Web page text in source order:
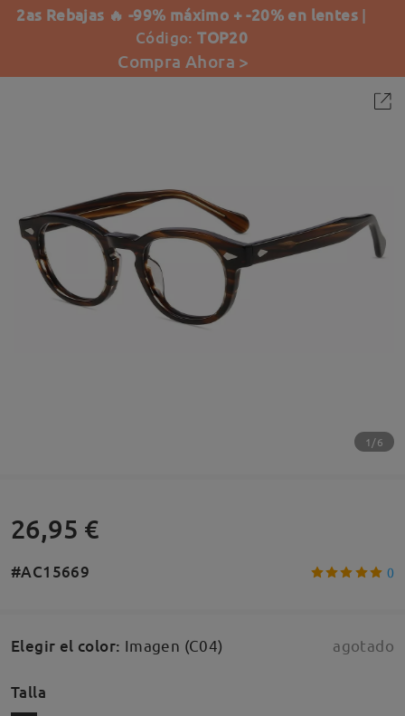
2as Rebajas 🔥 -99% máximo + -20% en lentes |
Código:TOP20
Compra Ahora >
1/6
26,95 €
#AC15669 0
Elegir el color: Imagen (C04) agotado
Talla